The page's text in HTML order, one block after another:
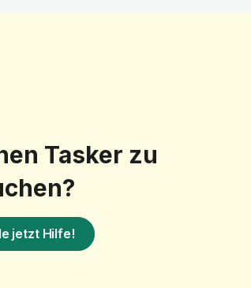
Tasker zu
jetzt Hilfe!